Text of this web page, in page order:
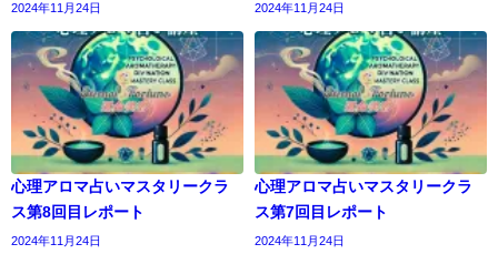
2024年11月24日 2024年11月24日
心理アロマ占いマスタリークラ
ス第8回目レポート
2024年11月24日
心理アロマ占いマスタリークラ
ス第7回目レポート
2024年11月24日